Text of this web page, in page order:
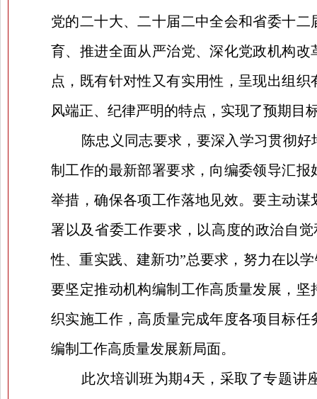
党的二十大、二十届二中全会和省委十
育、推进全面从严治党、深化党政机构
点，既有针对性又有实用性，呈现出组
风端正、纪律严明的特点，实现了预期目
陈忠义同志要求，要深入学习贯彻
制工作的最新部署要求，向编委领导汇
举措，确保各项工作落地见效。要主动
署以及省委工作要求，以高度的政治自
性、重实践、建新功”总要求，努力在以
要坚定推动机构编制工作高质量发展，
织实施工作，高质量完成年度各项目标
编制工作高质量发展新局面。
此次培训班为期4天，采取了专题讲